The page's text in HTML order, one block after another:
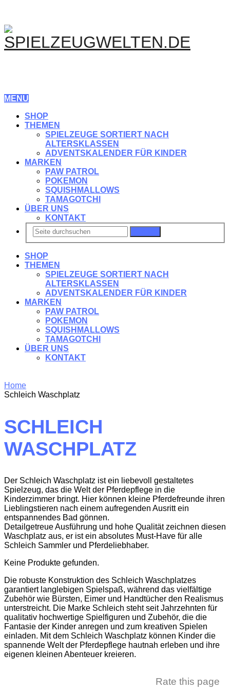
MENU
SHOP
THEMEN
SPIELZEUGE SORTIERT NACH
ALTERSKLASSEN
ADVENTSKALENDER FÜR KINDER
MARKEN
PAW PATROL
POKEMON
SQUISHMALLOWS
TAMAGOTCHI
ÜBER UNS
KONTAKT
SHOP
THEMEN
SPIELZEUGE SORTIERT NACH
ALTERSKLASSEN
ADVENTSKALENDER FÜR KINDER
MARKEN
PAW PATROL
POKEMON
SQUISHMALLOWS
TAMAGOTCHI
ÜBER UNS
KONTAKT
Home
Schleich Waschplatz
SCHLEICH
WASCHPLATZ
Der Schleich Waschplatz ist ein liebevoll gestaltetes
Spielzeug, das die Welt der Pferdepflege in die
Kinderzimmer bringt. Hier können kleine Pferdefreunde ihren
Lieblingstieren nach einem aufregenden Ausritt ein
entspannendes Bad gönnen.
Detailgetreue Ausführung und hohe Qualität zeichnen diesen
Waschplatz aus, er ist ein absolutes Must-Have für alle
Schleich Sammler und Pferdeliebhaber.
Keine Produkte gefunden.
Die robuste Konstruktion des Schleich Waschplatzes
garantiert langlebigen Spielspaß, während das vielfältige
Zubehör wie Bürsten, Eimer und Handtücher den Realismus
unterstreicht. Die Marke Schleich steht seit Jahrzehnten für
qualitativ hochwertige Spielfiguren und Zubehör, die die
Fantasie der Kinder anregen und zum kreativen Spielen
einladen. Mit dem Schleich Waschplatz können Kinder die
spannende Welt der Pferdepflege hautnah erleben und ihre
eigenen kleinen Abenteuer kreieren.
Rate this page